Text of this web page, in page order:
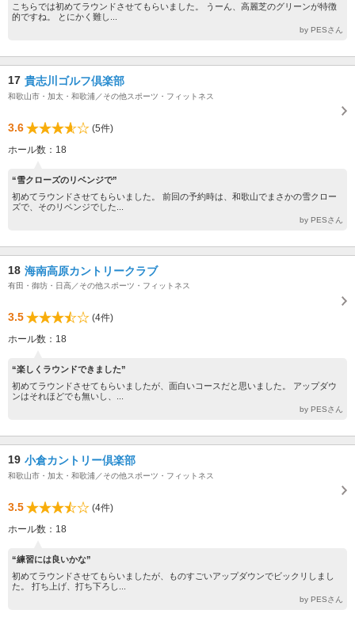
こちらでは初めてラウンドさせてもらいました。 うーん、高麗芝のグリーンが特徴
的ですね。 とにかく難し...
by PESさん
17 貴志川ゴルフ倶楽部
和歌山市・加太・和歌浦／その他スポーツ・フィットネス
3.6
(5件)
ホール数：18
“雪クローズのリベンジで”
初めてラウンドさせてもらいました。 前回の予約時は、和歌山でまさかの雪クロー
ズで、そのリベンジでした...
by PESさん
18 海南高原カントリークラブ
有田・御坊・日高／その他スポーツ・フィットネス
3.5
(4件)
ホール数：18
“楽しくラウンドできました”
初めてラウンドさせてもらいましたが、面白いコースだと思いました。 アップダウ
ンはそれほどでも無いし、...
by PESさん
19 小倉カントリー倶楽部
和歌山市・加太・和歌浦／その他スポーツ・フィットネス
3.5
(4件)
ホール数：18
“練習には良いかな”
初めてラウンドさせてもらいましたが、ものすごいアップダウンでビックリしまし
た。 打ち上げ、打ち下ろし...
by PESさん